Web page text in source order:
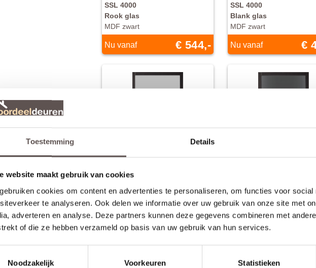
Toestemming Details
website maakt gebruik van cookies
cookies om content en advertenties te personaliseren, om functies voor social
te analyseren. Ook delen we informatie over uw gebruik van onze site met
adverteren en analyse. Deze partners kunnen deze gegevens combineren met
of die ze hebben verzameld op basis van uw gebruik van hun services.
Noodzakelijk
Voorkeuren Statistieken
SSL 4000
Rook glas
MDF zwart
Nu vanaf € 544,-
SSL 4000
Blank glas
MDF zwart
Nu vanaf €
Skantrae
SSL 4000
Nevel glas
Skantrae
SSL 4003 25 mm Roedes
Rookglas